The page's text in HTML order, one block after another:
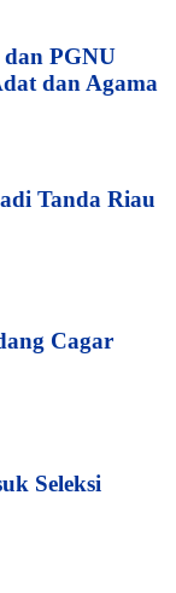
PGNU
dan Agama
Tanda Riau
Cagar
Seleksi